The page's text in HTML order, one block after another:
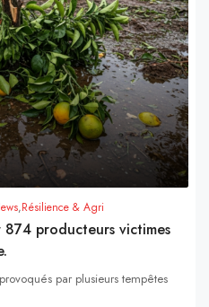
,Résilience & Agri
producteurs victimes
par plusieurs tempêtes